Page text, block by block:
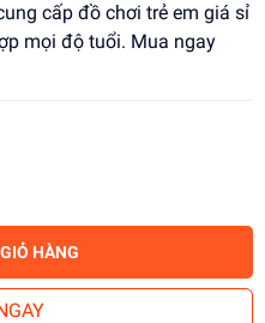
cấp đồ chơi trẻ em giá sỉ
mọi độ tuổi. Mua ngay
HÀNG